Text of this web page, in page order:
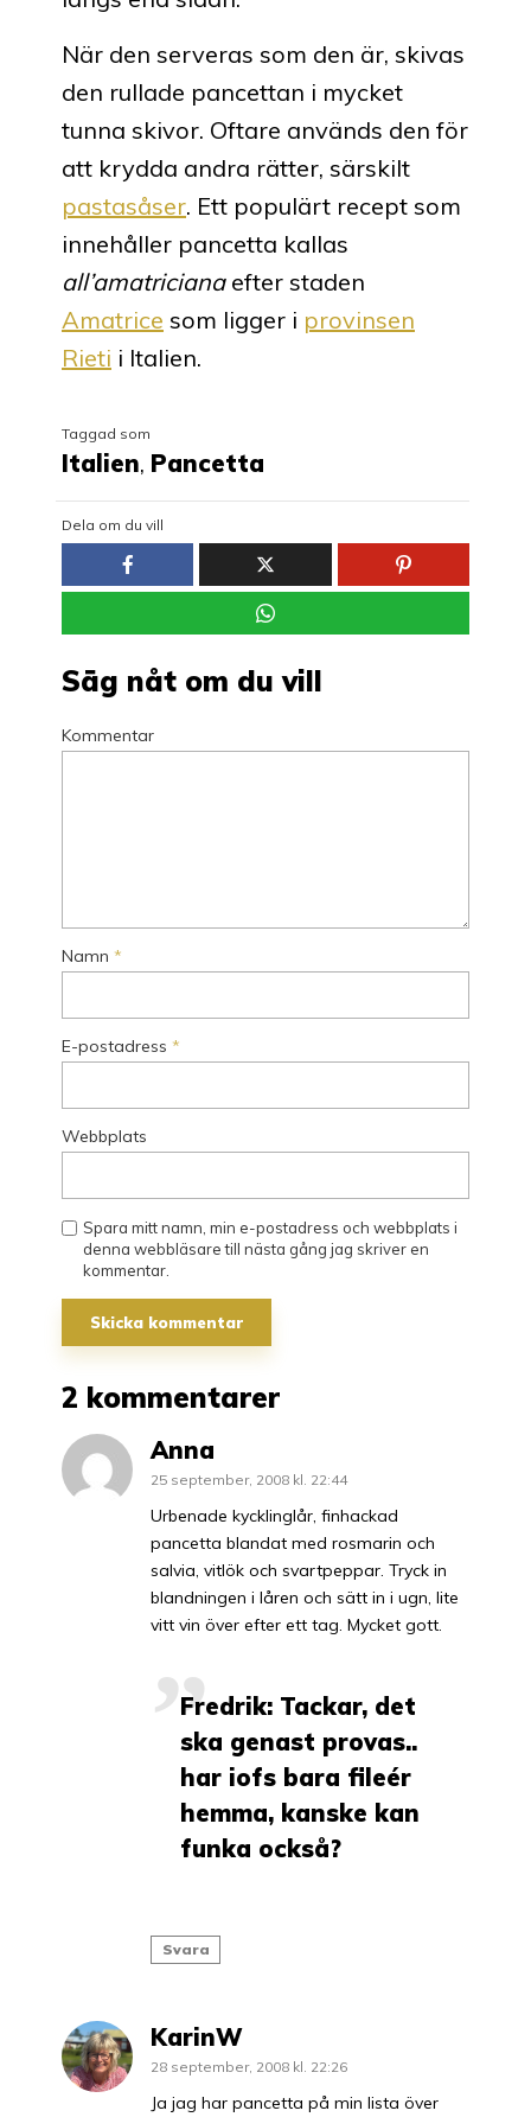
När den serveras som den är, skivas
den rullade pancettan i mycket
tunna skivor. Oftare används den för
att krydda andra rätter, särskilt
pastasåser. Ett populärt recept som
innehåller pancetta kallas
all’amatricianaefter staden
Amatrice som ligger i provinsen
Rieti i Italien.
Taggad som
Italien, Pancetta
Dela om du vill
Säg nåt om du vill
Kommentar
Namn *
E-postadress *
Webbplats
Spara mitt namn, min e-postadress och webbplats i
denna webbläsare till nästa gång jag skriver en
kommentar.
2 kommentarer
Anna
25 september, 2008 kl. 22:44
Urbenade kycklinglår, finhackad
pancetta blandat med rosmarin och
salvia, vitlök och svartpeppar. Tryck in
blandningen i låren och sätt in i ugn, lite
vitt vin över efter ett tag. Mycket gott.
Fredrik: Tackar, det
ska genast provas..
har iofs bara fileér
hemma, kanske kan
funka också?
Svara
KarinW
28 september, 2008 kl. 22:26
Ja jag har pancetta på min lista över